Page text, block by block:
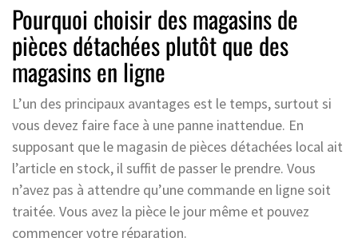
Pourquoi choisir des magasins de
pièces détachées plutôt que des
magasins en ligne
L’un des principaux avantages est le temps, surtout si
vous devez faire face à une panne inattendue. En
supposant que le magasin de pièces détachées local ait
l’article en stock, il suffit de passer le prendre. Vous
n’avez pas à attendre qu’une commande en ligne soit
traitée. Vous avez la pièce le jour même et pouvez
commencer votre réparation.